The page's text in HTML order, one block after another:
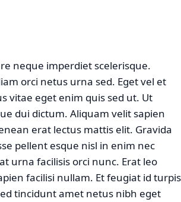
neque imperdiet scelerisque.
orci netus urna sed. Eget vel et
vitae eget enim quis sed ut. Ut
dui dictum. Aliquam velit sapien
erat lectus mattis elit. Gravida
pellent esque nisl in enim nec
urna facilisis orci nunc. Erat leo
facilisi nullam. Et feugiat id turpis
tincidunt amet netus nibh eget